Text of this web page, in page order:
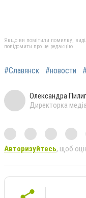
Якщо ви помітили помилку,
повідомити про це редакцію
#Славянск #новости
Олександра
Директорка
Авторизуйтесь, щоб